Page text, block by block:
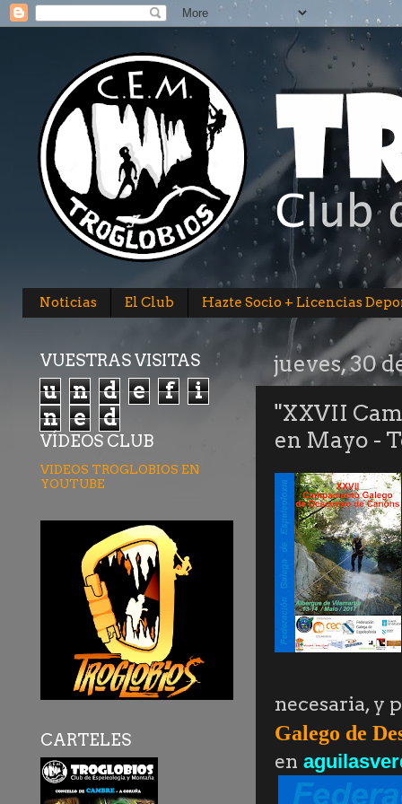
Noticias El Club Hazte Socio + Licencias
jueves, 30
"XXVII
en Mayo -
necesaria, y
Galego de
en
VUESTRAS VISITAS
u n d e f
i
n
e d
VÍDEOS CLUB
VIDEOS TROGLOBIOS EN
YOUTUBE
CARTELES